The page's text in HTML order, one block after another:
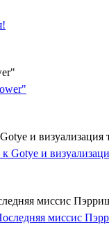
и визуализация
миссис